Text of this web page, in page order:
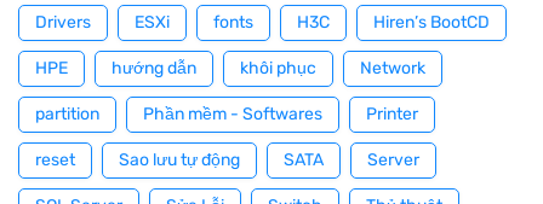
Drivers ESXi fonts H3C Hiren’s BootCD
HPE hướng dẫn khôi phục Network
partition Phần mềm - Softwares Printer
reset Sao lưu tự động SATA Server